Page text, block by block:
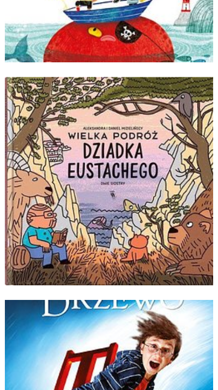
Amandine Piu_Wydawnictwo Kropka.jpg
Pobierz
Daniel Mizielińscy_wyd. Dwie Siostry.jpg
Pobierz